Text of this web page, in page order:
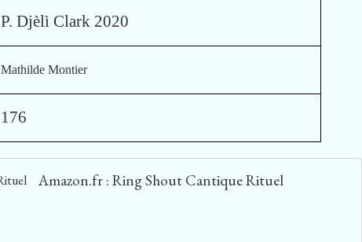
P. Djèlì Clark 2020
Mathilde Montier
176
Amazon.fr : Ring Shout Cantique Rituel